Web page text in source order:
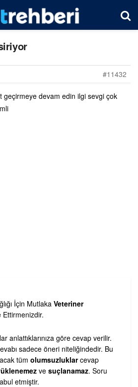
#11432
geçirmeye devam edin ilgi sevgi çok
İçin Mutlaka Veteriner
Ettirmenizdir.
anlattıklarınıza göre cevap verilir.
sadece öneri niteliğindedir. Bu
tüm olumsuzluklarcevap
ve suçlanamaz. Soru
etmiştir.